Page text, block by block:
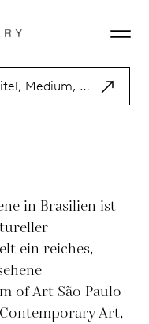
in Brasilien ist
ein reiches,
of Art São Paulo
Art,